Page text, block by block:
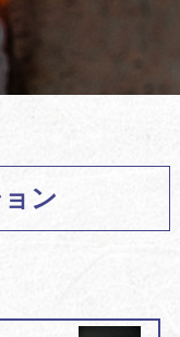
ン